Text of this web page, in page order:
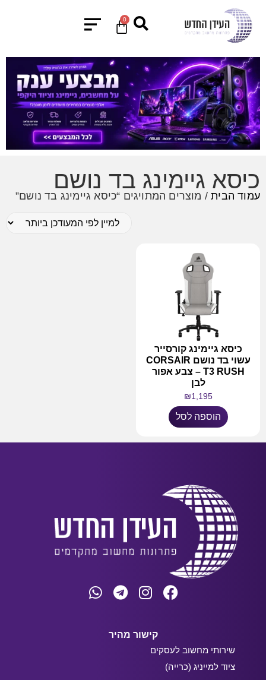
0
כיסא גיימינג בד נושם
עמוד הבית/ מוצרים המתויגים “כיסא גיימינג בד נושם”
כיסא גיימינג קורסייר
עשוי בד נושם CORSAIR
T3 RUSH – צבע אפור
לבן
₪1,195
הוספה לסל
קישור מהיר
שירותי מחשוב לעסקים
ציוד למייניג (כרייה)